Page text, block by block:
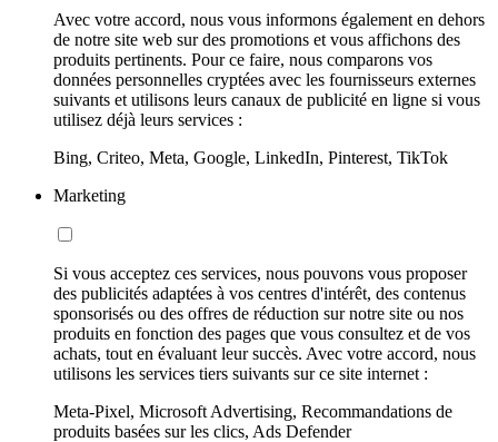
Avec votre accord, nous vous informons également en dehors
de notre site web sur des promotions et vous affichons des
produits pertinents. Pour ce faire, nous comparons vos
données personnelles cryptées avec les fournisseurs externes
suivants et utilisons leurs canaux de publicité en ligne si vous
utilisez déjà leurs services :
Bing, Criteo, Meta, Google, LinkedIn, Pinterest, TikTok
Marketing
Si vous acceptez ces services, nous pouvons vous proposer
des publicités adaptées à vos centres d'intérêt, des contenus
sponsorisés ou des offres de réduction sur notre site ou nos
produits en fonction des pages que vous consultez et de vos
achats, tout en évaluant leur succès. Avec votre accord, nous
utilisons les services tiers suivants sur ce site internet :
Meta-Pixel, Microsoft Advertising, Recommandations de
produits basées sur les clics, Ads Defender